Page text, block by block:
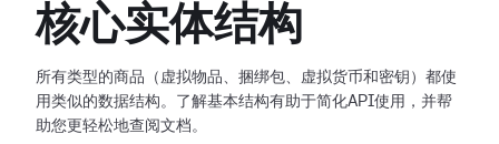
核心实体结构
所有类型的商品（虚拟物品、捆绑包、虚拟货币和密钥）都使
用类似的数据结构。了解基本结构有助于简化API使用，并帮
助您更轻松地查阅文档。